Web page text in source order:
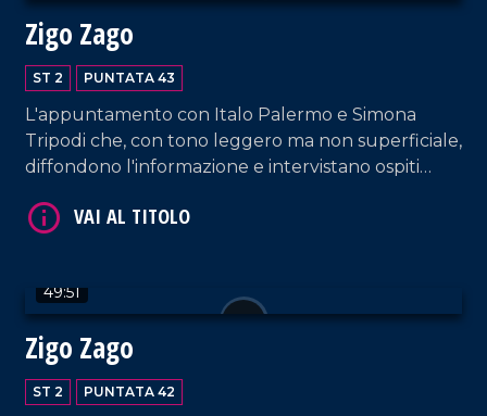
Zigo Zago
ST 2 PUNTATA 43
L'appuntamento con Italo Palermo e Simona
Tripodi che, con tono leggero ma non superficiale,
diffondono l'informazione e intervistano ospiti
Lamezia Terme.
49:51
Zigo Zago
ST 2 PUNTATA 42
VAI AL TITOLO